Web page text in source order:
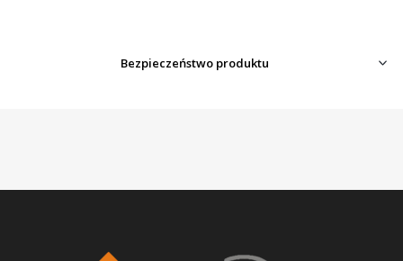
Bezpieczeństwo produktu